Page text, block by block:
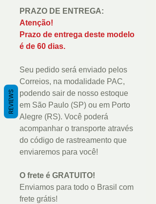
PRAZO DE ENTREGA:
Atenção!
Prazo de entrega deste modelo
é de 60 dias.
Seu pedido será enviado pelos
Correios, na modalidade PAC,
podendo sair de nosso estoque
em São Paulo (SP) ou em Porto
Alegre (RS). Você poderá
acompanhar o transporte através
do código de rastreamento que
enviaremos para você!
O frete é GRATUITO!
Enviamos para todo o Brasil com
frete grátis!
REVIEWS